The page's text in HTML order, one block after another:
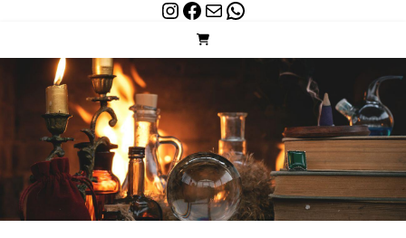
WhatsApp
Mail
Facebook
Instagram